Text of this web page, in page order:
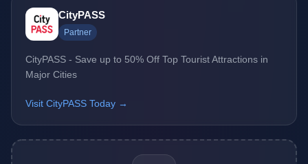
CityPASS
Partner
CityPASS - Save up to 50% Off Top Tourist Attractions in
Major Cities
Visit CityPASS Today →